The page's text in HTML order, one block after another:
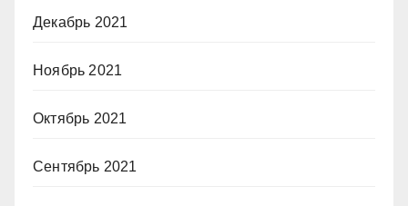
Декабрь 2021
Ноябрь 2021
Октябрь 2021
Сентябрь 2021